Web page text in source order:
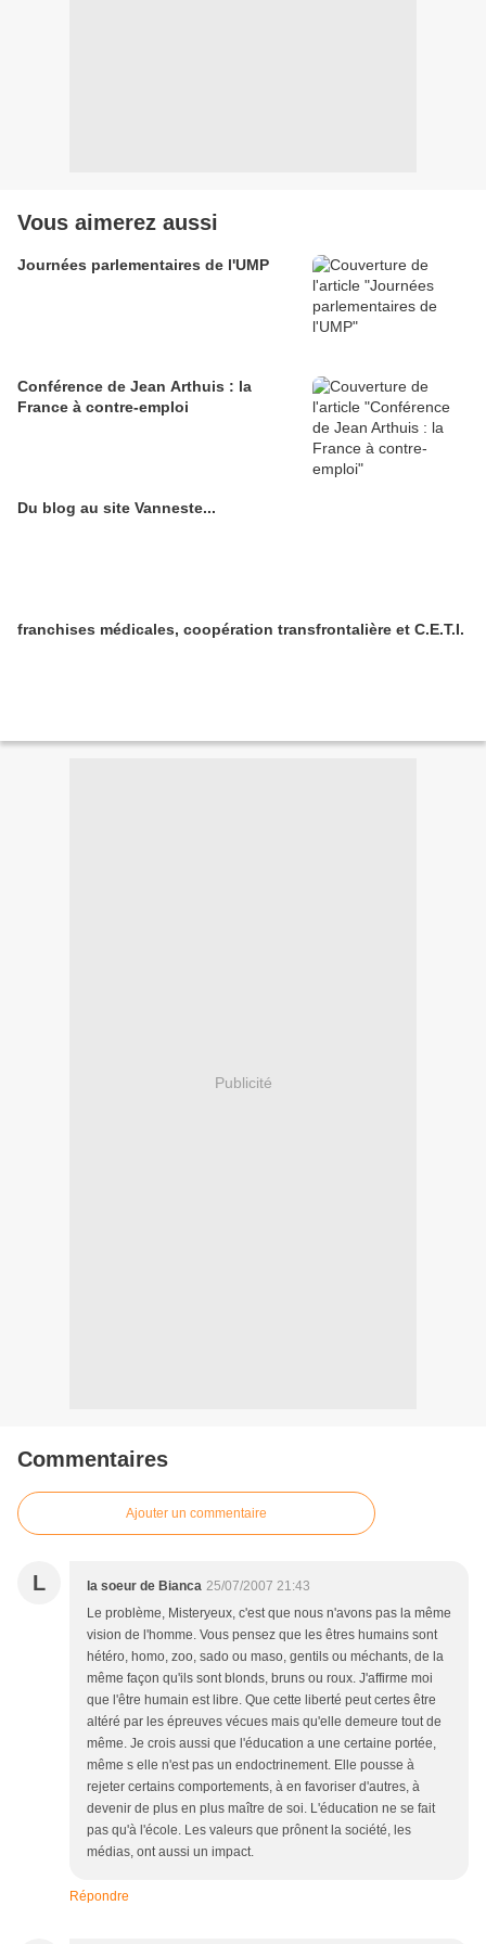
Vous aimerez aussi
Journées parlementaires de l'UMP
Conférence de Jean Arthuis : la
France à contre-emploi
Du blog au site Vanneste...
franchises médicales, coopération transfrontalière et C.E.T.I.
Publicité
Commentaires
Ajouter un commentaire
L la soeur de Bianca 25/07/2007 21:43
Le problème, Misteryeux, c'est que nous n'avons pas la même
vision de l'homme. Vous pensez que les êtres humains sont
hétéro, homo, zoo, sado ou maso, gentils ou méchants, de la
même façon qu'ils sont blonds, bruns ou roux. J'affirme moi
que l'être humain est libre. Que cette liberté peut certes être
altéré par les épreuves vécues mais qu'elle demeure tout de
même. Je crois aussi que l'éducation a une certaine portée,
même s elle n'est pas un endoctrinement. Elle pousse à
rejeter certains comportements, à en favoriser d'autres, à
devenir de plus en plus maître de soi. L'éducation ne se fait
pas qu'à l'école. Les valeurs que prônent la société, les
médias, ont aussi un impact.
Répondre